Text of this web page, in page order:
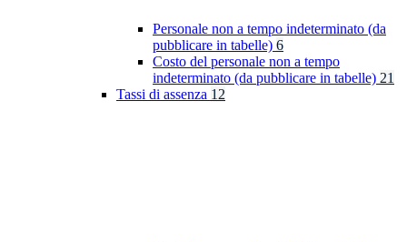
Personale non a tempo indeterminato (da
pubblicare in tabelle) 6
Costo del personale non a tempo
indeterminato (da pubblicare in tabelle) 21
Tassi di assenza 12